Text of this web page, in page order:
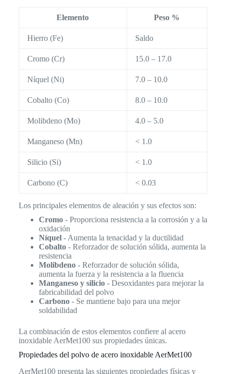
Elemento Peso %
Hierro (Fe) Saldo
Cromo (Cr) 15.0 – 17.0
Níquel (Ni) 7.0 – 10.0
Cobalto (Co) 8.0 – 10.0
Molibdeno (Mo) 4.0 – 5.0
Manganeso (Mn) < 1.0
Silicio (Si) < 1.0
Carbono (C) < 0.03
Los principales elementos de aleación y sus efectos son:
Cromo- Proporciona resistencia a la corrosión y a la
oxidación
Níquel- Aumenta la tenacidad y la ductilidad
Cobalto- Reforzador de solución sólida, aumenta la
resistencia
Molibdeno- Reforzador de solución sólida,
aumenta la fuerza y la resistencia a la fluencia
Manganeso y silicio- Desoxidantes para mejorar la
fabricabilidad del polvo
Carbono- Se mantiene bajo para una mejor
soldabilidad
La combinación de estos elementos confiere al acero
inoxidable AerMet100 sus propiedades únicas.
Propiedades del polvo de acero inoxidable AerMet100
AerMet100 presenta las siguientes propiedades físicas y